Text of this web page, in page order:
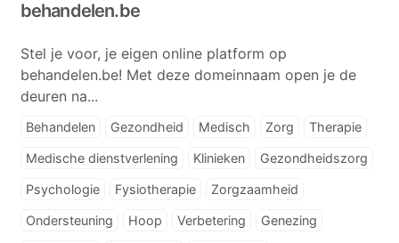
behandelen.be
Stel je voor, je eigen online platform op
behandelen.be! Met deze domeinnaam open je de
deuren na...
Behandelen Gezondheid Medisch Zorg Therapie
Medische dienstverlening Klinieken Gezondheidszorg
Psychologie Fysiotherapie Zorgzaamheid
Ondersteuning Hoop Verbetering Genezing